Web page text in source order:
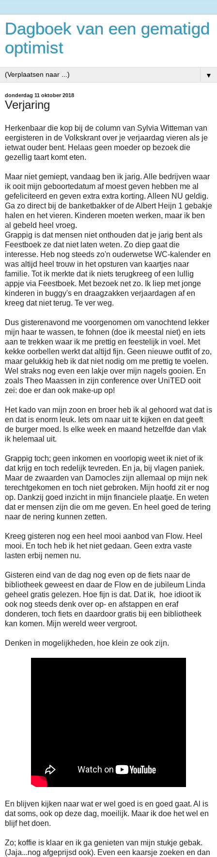
Dagboek van een gematigd
optimist
▼
donderdag 11 oktober 2018
Verjaring
Herkenbaar die kop bij de column van Sylvia Witteman van
eergisteren in de Volkskrant over je verjaardag vieren als je
ietwat ouder bent. Helaas geen moeder op bezoek die
gezellig taart komt eten.
Maar niet gemiept, vandaag ben ik jarig. Alle bedrijven waar
ik ooit mijn geboortedatum af moest geven hebben me al
gefeliciteerd en geven extra extra korting. Alleen NU geldig.
Ga zo direct bij de banketbakker of de Albert Heijn 1 gebakje
halen en het vieren. Kinderen moeten werken, maar ik ben
al gebeld heel vroeg.
Grappig is dat mensen niet onthouden dat je jarig bent als
Feestboek ze dat niet laten weten. Zo diep gaat die
interesse. Heb nog steeds zo'n ouderwetse WC-kalender en
was altijd heel trouw in het opsturen van kaartjes naar
familie. Tot ik merkte dat ik niets terugkreeg of een lullig
appje via Feestboek. Met bezoek net zo. Ik liep met jonge
kinderen in buggy's en draagzakken verjaardagen af en
kreeg dat niet terug. Te ver weg.
Dus gisterenavond me voorgenomen om vanochtend lekker
mijn haar te wassen, te fohnen (doe ik meestal niet) en iets
aan te trekken waar ik me prettig en feestelijk in voel. Met
kekke oorbellen werkt dat altijd fijn. Geen nieuwe outfit of zo,
maar gelukkig heb ik dat niet nodig om me prettig te voelen.
Wel straks nog even een lakje over mijn nagels gooien. En
zoals Theo Maassen in zijn conference over UniTED ooit
zei: doe er dan ook make-up op!
Het kado van mijn zoon en broer heb ik al gehoord wat dat is
en dat is enorm leuk. Iets om naar uit te kijken en dat geeft
de burger moed. Is elke week en maand hetzelfde dan vlak
ik helemaal uit.
Grappig toch; geen inkomen en voorlopig weet ik niet of ik
dat krijg en toch redelijk tevreden. En ja, bij vlagen paniek.
Maar de zwaarden van Damocles zijn allemaal op mijn nek
terechtgekomen en toch niet gebroken. Mijn hoofd zit er nog
op. Dankzij goed inzicht in mijn financiele plaatje. En weten
dat er mensen zijn die om me geven. En heel goed de tering
naar de nering kunnen zetten.
Kreeg gisteren nog een heel mooi aanbod van Flow. Heel
mooi. En toch heb ik het niet gedaan. Geen extra vaste
lasten erbij nemen nu.
Gisteren eind van de dag nog even op de fiets naar de
bibliotheek geweest en daar de Flow en de jubileum Linda
geheel gratis gelezen. Hoe fijn is dat. Dat ik, hoe idioot ik
ook nog steeds denk over op- en afstappen en eraf
donderen, toch fiets en daardoor gratis bij een bibliotheek
kan komen. Mijn wereld weer vergroot.
Denken in mogelijkheden, hoe klein ze ook zijn.
En blijven kijken naar wat er wel goed is en goed gaat. Al is
dat soms, ook op deze dag, moeilijk. Maar ik doe het wel en
blijf het doen.
Zo; koffie is klaar en ik ga genieten van mijn stukje gebak.
(Jaja...nog afgeprijsd ook). Even een kaarsje zoeken en dan